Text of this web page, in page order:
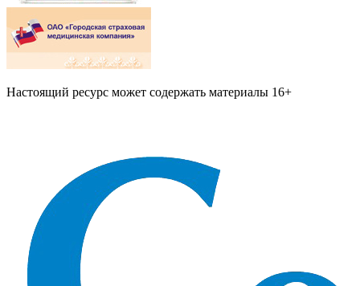
Настоящий ресурс может содержать материалы 16+